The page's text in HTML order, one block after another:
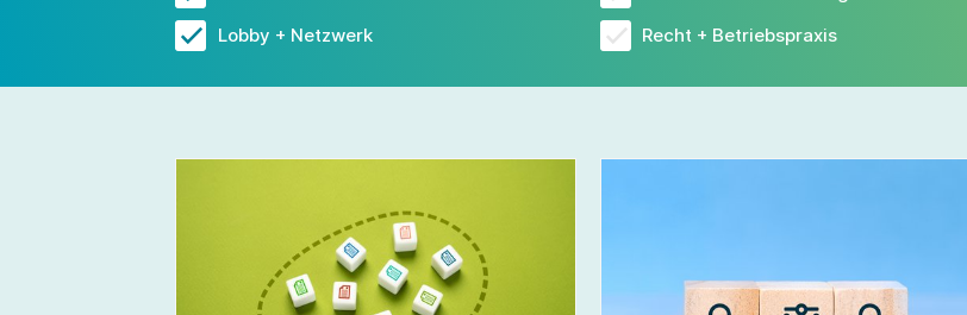
Lobby + Netzwerk
Recht + Betriebspraxis